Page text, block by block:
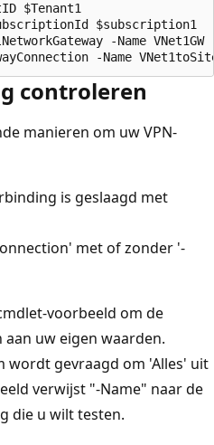
$Tenant1
$subscription1
-Name VNet1GW
controleren
manieren om uw VPN-
is geslaagd met
met of zonder '-
voorbeeld om de
uw eigen waarden.
wordt gevraagd om 'Alles' uit
verwijst "-Name" naar de
die u wilt testen.